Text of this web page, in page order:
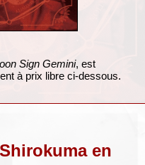
Sign Gemini, est
à prix libre ci-dessous.
en